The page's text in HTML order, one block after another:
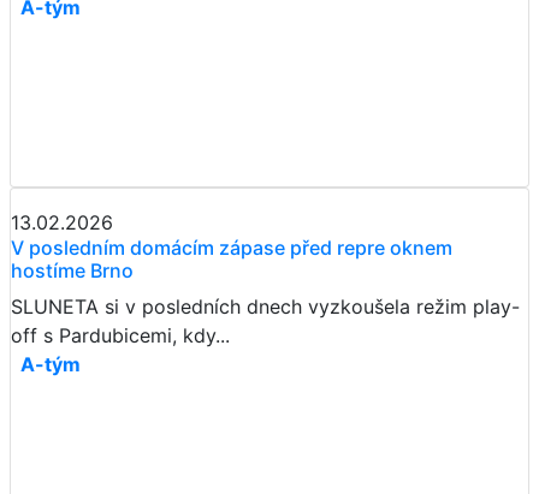
A-tým
13.02.2026
V posledním domácím zápase před repre oknem
hostíme Brno
SLUNETA si v posledních dnech vyzkoušela režim play-
off s Pardubicemi, kdy...
A-tým